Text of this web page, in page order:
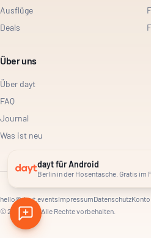
Ausflüge
Deals
Über uns
Über dayt
FAQ
Journal
Was ist neu
hello@dayt.eventsImpressumDatenschutz
©2026 dayt. Alle Rechte vorbehalten.
dayt für Android
Berlin in der Hosentasche. Gratis im